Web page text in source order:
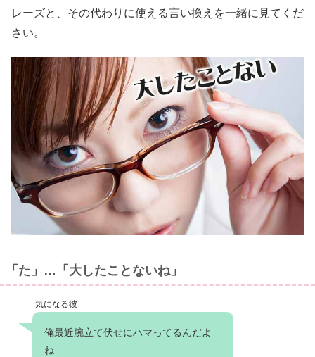
レーズと、その代わりに使える言い換えを一緒に見てくだ
さい。
「た」…「大したことないね」
気になる彼
俺最近腕立て伏せにハマってるんだよ
ね